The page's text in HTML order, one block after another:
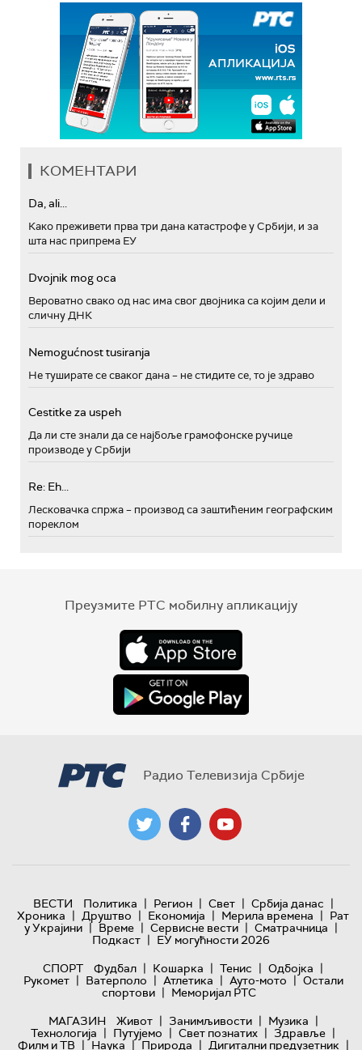
КОМЕНТАРИ
Da, ali...
Како преживети прва три дана катастрофе у Србији, и за
шта нас припрема ЕУ
Dvojnik mog oca
Вероватно свако од нас има свог двојника са којим дели и
сличну ДНК
Nemogućnost tusiranja
Не туширате се сваког дана – не стидите се, то је здраво
Cestitke za uspeh
Да ли сте знали да се најбоље грамофонске ручице
производе у Србији
Re: Eh...
Лесковачка спржа – производ са заштићеним географским
пореклом
Преузмите РТС мобилну апликацију
Радио Телевизија Србије
ВЕСТИ Политика | Регион | Свет | Србија данас |
Хроника | Друштво | Економија | Мерила времена | Рат
у Украјини | Време | Сервисне вести | Сматрачница |
Подкаст | ЕУ могућности 2026
СПОРТ
Фудбал | Кошарка | Тенис | Одбојка |
Рукомет | Ватерполо | Атлетика | Ауто-мото | Остали
спортови | Меморијал РТС
МАГАЗИН
Живот | Занимљивости | Музика |
Технологијa | Путујемо | Свет познатих | Здравље |
Филм и ТВ | Наука | Природа | Дигитални предузетник |